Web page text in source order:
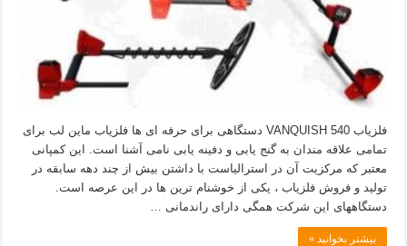
فلزیاب VANQUISH 540 دستگاهی برای حرفه ای ها فلزیاب ماین لب برای
تمامی علاقه مندان به گنج یابی و دفینه یابی نامی آشنا است. این کمپانی
معتبر که مرکزیت آن در استرالیاست با داشتن بیش از چند دهه سابقه در
تولید و فروش فلزیاب ، یکی از خوشنام ترین ها در این عرصه است.
دستگاههای این شرکت همگی دارای راندمانی …
بیشتر بخوانید »